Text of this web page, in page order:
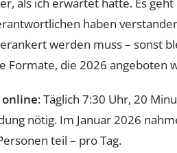
als ich erwartet hatte. Es
haben
werden muss – sonst
Formate, die 2026 angeboten
: Täglich 7:30 Uhr, 20
nötig. Im Januar 2026
teil – pro Tag.